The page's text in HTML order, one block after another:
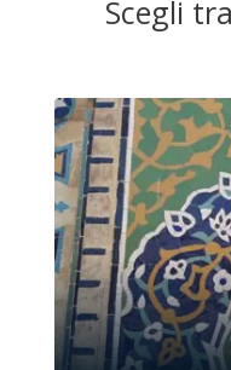
Scegli